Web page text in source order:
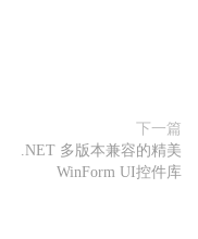
下一篇
.NET 多版本兼容的精美
WinForm UI控件库